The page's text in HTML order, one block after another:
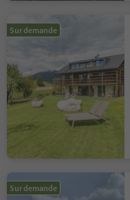
Sur demande
Sur demande